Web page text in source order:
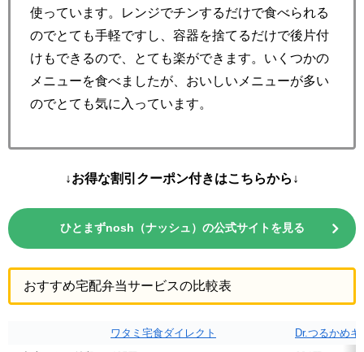
使っています。レンジでチンするだけで食べられる
のでとても手軽ですし、容器を捨てるだけで後片付
けもできるので、とても楽ができます。いくつかの
メニューを食べましたが、おいしいメニューが多い
のでとても気に入っています。
↓お得な割引クーポン付きはこちらから↓
ひとまずnosh（ナッシュ）の公式サイトを見る
おすすめ宅配弁当サービスの比較表
ワタミ宅食ダイレクト
Dr.つるかめ